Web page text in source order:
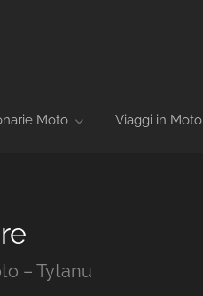
Moto Viaggi in Moto
– Tytanu